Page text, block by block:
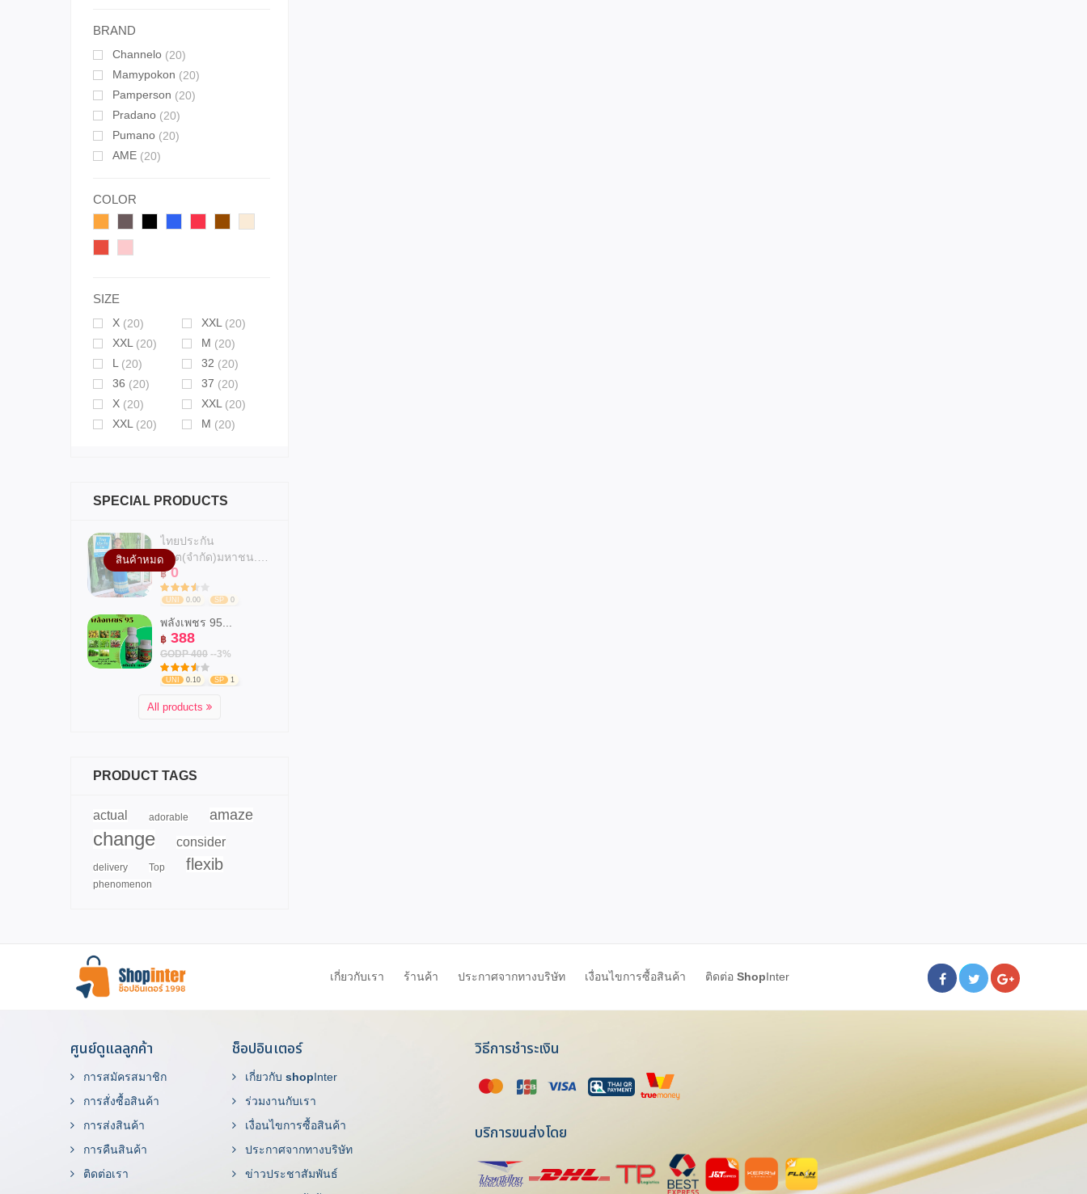
BRAND
Channelo (20)
Mamypokon (20)
Pamperson (20)
Pradano (20)
Pumano (20)
AME (20)
COLOR
SIZE
X (20) XXL (20)
XXL (20) M (20)
L (20) 32 (20)
36 (20) 37 (20)
X (20) XXL (20)
XXL (20) M (20)
SPECIAL PRODUCTS
สินค้าหมด
ไทยประกัน
฿ 0
UNI 0.00 SP 0
พลังเพชร 95...
฿ 388
GODP 400 --3%
UNI 0.10 SP 1
All products
PRODUCT TAGS
actual adorable amaze
change consider
delivery Top flexib
phenomenon
เกี่ยวกับเรา ร้านค้า ประกาศจากทางบริษัท เงื่อนไขการซื้อสินค้า ติดต่อ ShopInter
ศูนย์ดูแลลูกค้า
การสมัครสมาชิก
การสั่งซื้อสินค้า
การส่งสินค้า
การคืนสินค้า
ติดต่อเรา
ช็อปอินเตอร์
เกี่ยวกับ shopInter
ร่วมงานกับเรา
เงื่อนไขการซื้อสินค้า
ประกาศจากทางบริษัท
ข่าวประชาสัมพันธ์
วิธีการชำระเงิน
บริการขนส่งโดย